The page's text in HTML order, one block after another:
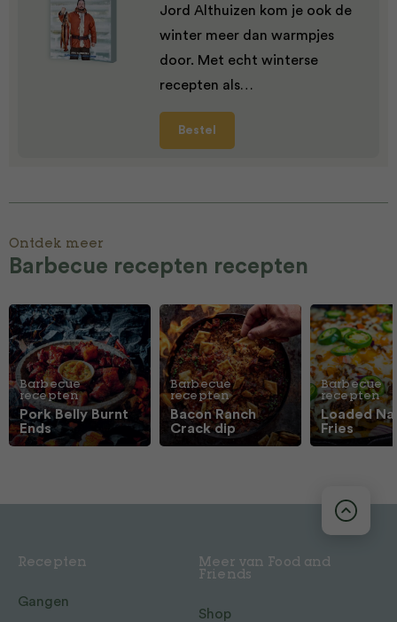
Jord Althuizen kom je ook de
winter meer dan warmpjes
door. Met echt winterse
recepten als…
Bestel
Ontdek meer
Barbecue recepten recepten
Barbecue
recepten
Pork Belly Burnt
Ends
Barbecue
recepten
Bacon Ranch
Crack dip
Barbecue
recepten
Loaded
Fries
Recepten
Gangen
Meer van Food and
Friends
Shop